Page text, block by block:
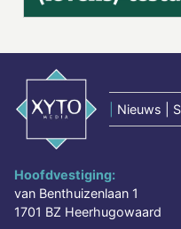
Nieuws |
Hoofdvestiging:
van Benthuizenlaan 1
1701 BZ Heerhugowaard